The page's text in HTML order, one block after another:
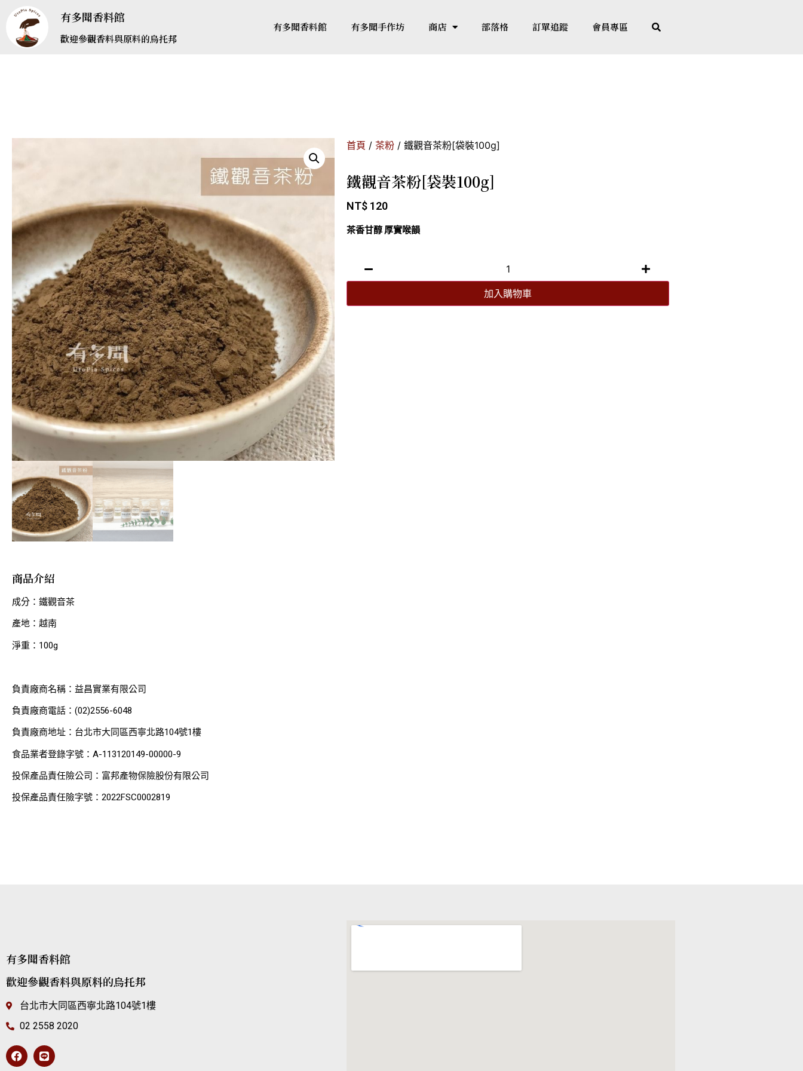
有多聞香料館
歡迎參觀香料與原料的烏托邦
有多聞香料館 有多聞手作坊 商店 部落格 訂單追蹤 會員專區
首頁 / 茶粉 / 鐵觀音茶粉[袋裝100g]
鐵觀音茶粉[袋裝100g]
NT$ 120
茶香甘醇 厚實喉韻
加入購物車
商品介紹
成分：鐵觀音茶
產地：越南
淨重：100g
負責廠商名稱：益昌實業有限公司
負責廠商電話：(02)2556-6048
負責廠商地址：台北市大同區西寧北路104號1樓
食品業者登錄字號：A-113120149-00000-9
投保產品責任險公司：富邦產物保險股份有限公司
投保產品責任險字號：2022FSC0002819
有多聞香料館
歡迎參觀香料與原料的烏托邦
台北市大同區西寧北路104號1樓
02 2558 2020